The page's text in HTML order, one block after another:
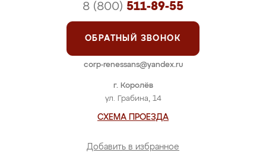
г. Королёв
ул. Грабина, 14
СХЕМА ПРОЕЗДА
Добавить в избранное
8 (800) 511-89-55
ОБРАТНЫЙ ЗВОНОК
corp-renessans@yandex.ru